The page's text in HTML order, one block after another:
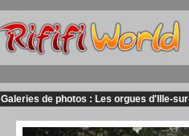
Galeries de photos : Les orgues d'Ille-